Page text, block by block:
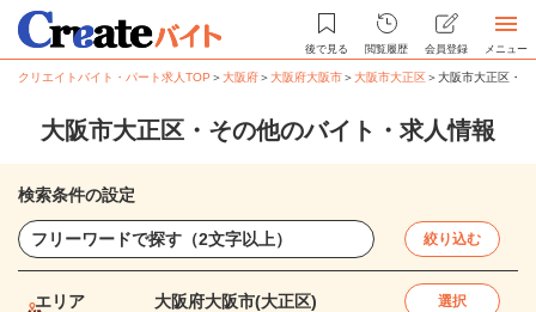
後で見る 閲覧履歴 会員登録 メニュー
クリエイトバイト・パート求人TOP ＞大阪府＞大阪府大阪市＞大阪市大正区＞大阪市大正区・
大阪市大正区・その他のバイト・求人情報
検索条件の設定
絞り込む
エリア 大阪府大阪市(大正区) 選択